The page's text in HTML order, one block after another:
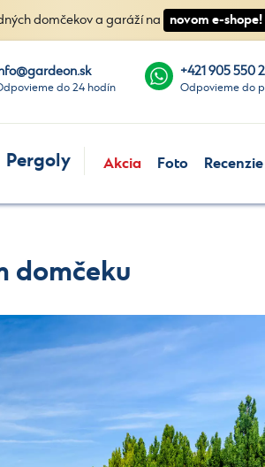
domčekov a garáží na novom e-shope!
do 24 hodín
+421 905 550
Odpovieme do
Pergoly Akcia Foto Recenzie
domčeku